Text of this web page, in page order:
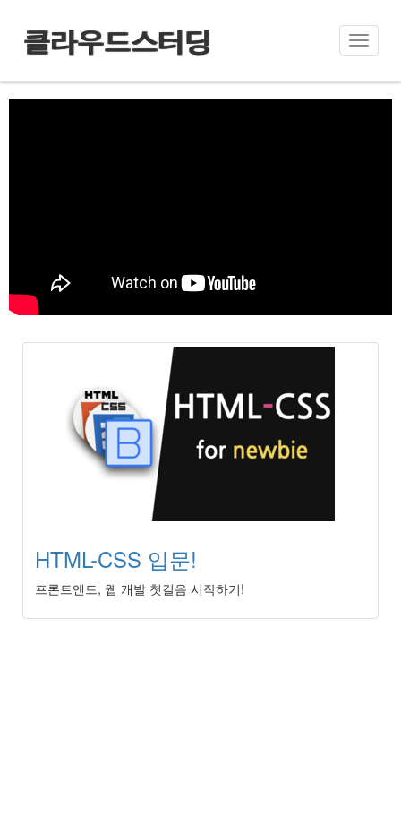
Toggle
클라우드스터딩
HTML-CSS 입문!
프론트엔드, 웹 개발 첫걸음 시작하기!